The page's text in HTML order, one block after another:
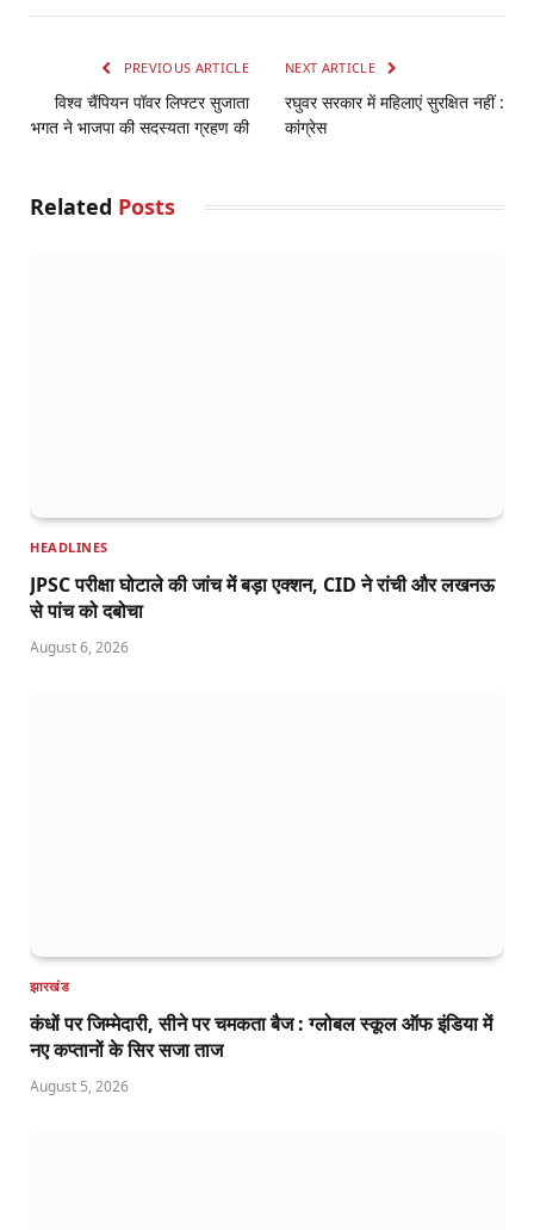
PREVIOUS ARTICLE
विश्व चैंपियन पॉवर लिफ्टर सुजाता
भगत ने भाजपा की सदस्यता ग्रहण की
NEXT ARTICLE
रघुवर सरकार में महिलाएं सुरक्षित नहीं :
कांग्रेस
Related Posts
HEADLINES
JPSC परीक्षा घोटाले की जांच में बड़ा एक्शन, CID ने रांची और लखनऊ
से पांच को दबोचा
August 6, 2026
झारखंड
कंधों पर जिम्मेदारी, सीने पर चमकता बैज : ग्लोबल स्कूल ऑफ इंडिया में
नए कप्तानों के सिर सजा ताज
August 5, 2026